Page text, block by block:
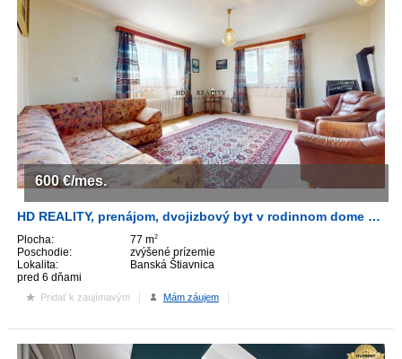
PRIPOMIENKY
HD REALITY, prenájom, dvojizbový byt v rodinnom dome Banská Štiavnica
Plocha: 77 m2
Poschodie:
zvýšené prízemie
Lokalita:
Banská Štiavnica
pred 6 dňami
600 €/mes.
Pridať k zaujímavým Mám záujem